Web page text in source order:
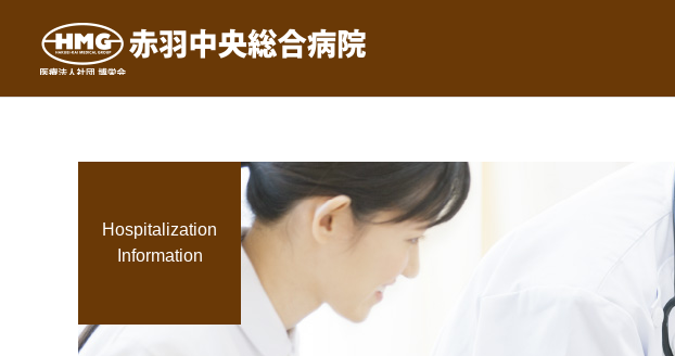
Hospitalization
Information